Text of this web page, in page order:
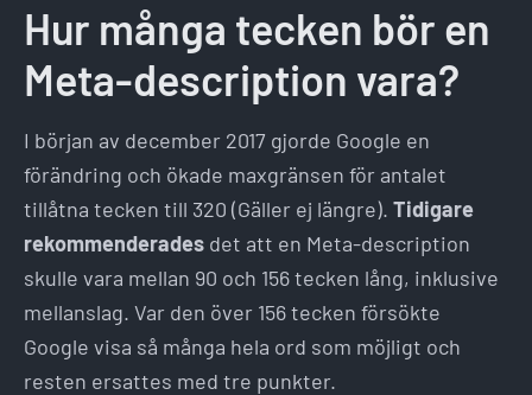
Hur många tecken bör en
Meta-description vara?
I början av december 2017 gjorde Google en
förändring och ökade maxgränsen för antalet
tillåtna tecken till 320 (Gäller ej längre). Tidigare
rekommenderades det att en Meta-description
skulle vara mellan 90 och 156 tecken lång, inklusive
mellanslag. Var den över 156 tecken försökte
Google visa så många hela ord som möjligt och
resten ersattes med tre punkter.